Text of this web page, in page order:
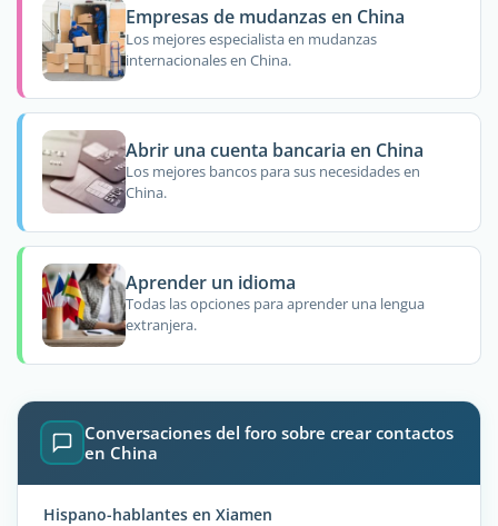
Empresas de mudanzas en China
Los mejores especialista en mudanzas
internacionales en China.
Abrir una cuenta bancaria en China
Los mejores bancos para sus necesidades en
China.
Aprender un idioma
Todas las opciones para aprender una lengua
extranjera.
Conversaciones del foro sobre crear contactos
en China
Hispano-hablantes en Xiamen